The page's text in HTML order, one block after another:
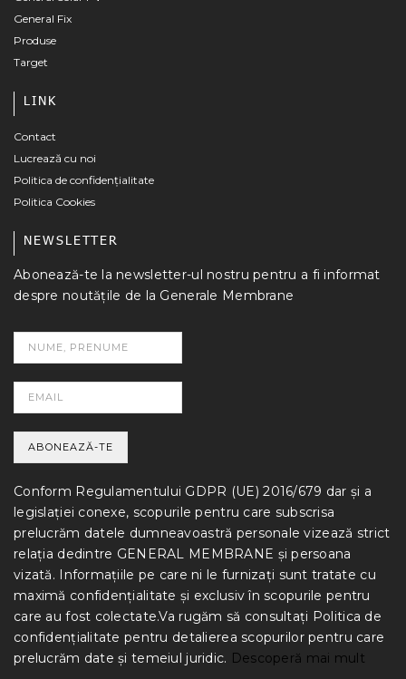
General Fix
Produse
Target
LINK
Contact
Lucrează cu noi
Politica de confidențialitate
Politica Cookies
NEWSLETTER
Abonează-te la newsletter-ul nostru pentru a fi informat
despre noutățile de la Generale Membrane
Conform Regulamentului GDPR (UE) 2016/679 dar și a
legislației conexe, scopurile pentru care subscrisa
prelucrăm datele dumneavoastră personale vizează strict
relația dedintre GENERAL MEMBRANE și persoana
vizată. Informațiile pe care ni le furnizați sunt tratate cu
maximă confidențialitate și exclusiv în scopurile pentru
care au fost colectate.Va rugăm să consultați Politica de
confidențialitate pentru detalierea scopurilor pentru care
prelucrăm date și temeiul juridic. Descoperă mai mult